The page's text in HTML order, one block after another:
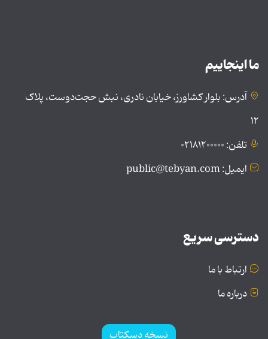
ما اینجاییم
آدرس: بلوار کشاورز، خیابان نادری، نبش حجت‌دوست، پلاک
۱۲
تلفن: ۰۲۱۸۱۲۰۰۰۰۰
ایمیل: public@tebyan.com
دسترسی سریع
ارتباط با ما
درباره ما
نسخه دسکتاپ